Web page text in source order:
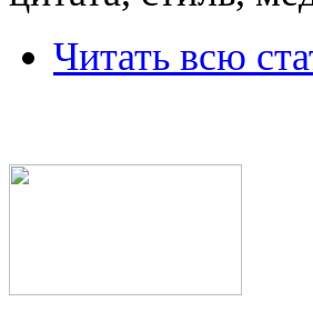
Читать всю